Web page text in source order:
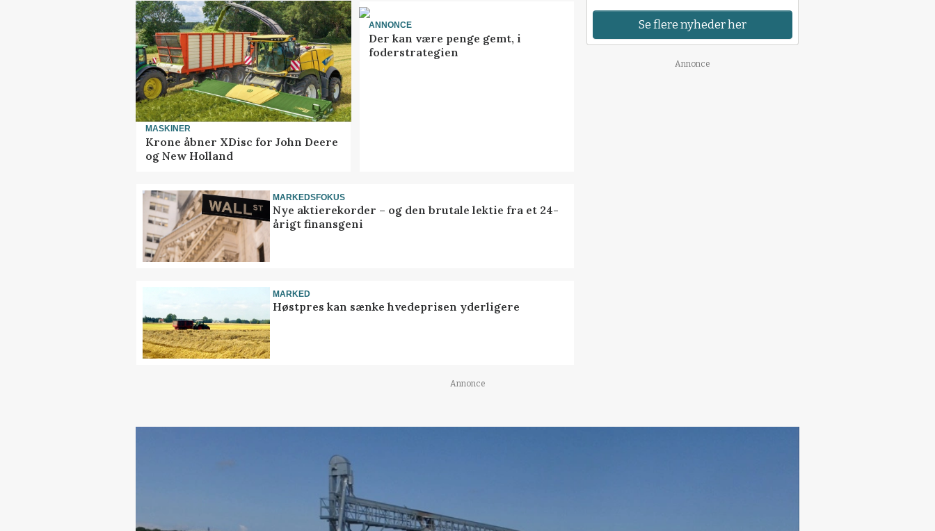
MASKINER
Krone åbner XDisc for John Deere
og New Holland
ANNONCE
Der kan være penge gemt, i
foderstrategien
MARKEDSFOKUS
Nye aktierekorder – og den brutale lektie fra et 24-
årigt finansgeni
MARKED
Høstpres kan sænke hvedeprisen yderligere
Se flere nyheder her
Annonce
Annonce